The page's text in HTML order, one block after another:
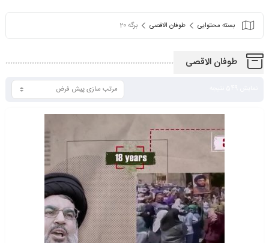
بسته محتوایی طوفان الاقصی برگه 20
طوفان الاقصی